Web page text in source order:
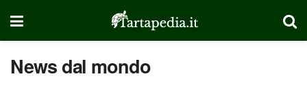
News dal mondo